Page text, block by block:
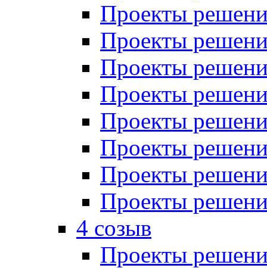
Проекты
Проекты
Проекты
Проекты
Проекты
Проекты
Проекты
Проекты
4 созыв
Проекты